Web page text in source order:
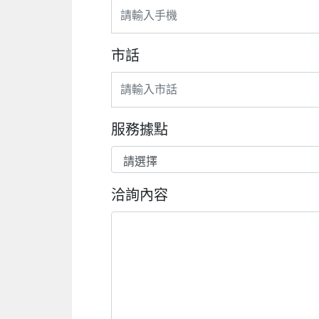
市話
服務據點
洽詢內容